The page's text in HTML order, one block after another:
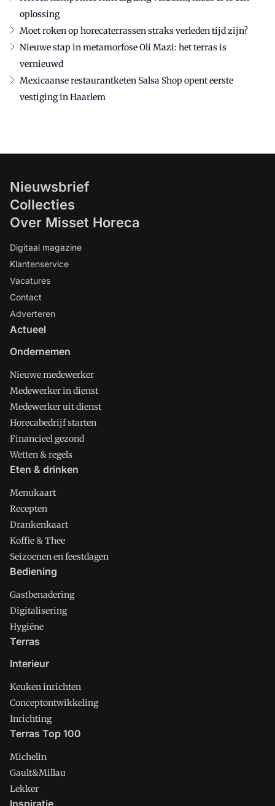
oplossing
Moet roken op horecaterrassen straks verleden tijd zijn?
Nieuwe stap in metamorfose Oli Mazi: het terras is
vernieuwd
Mexicaanse restaurantketen Salsa Shop opent eerste
vestiging in Haarlem
Nieuwsbrief
Collecties
Over Misset Horeca
Digitaal magazine
Klantenservice
Vacatures
Contact
Adverteren
Actueel
Ondernemen
Nieuwe medewerker
Medewerker in dienst
Medewerker uit dienst
Horecabedrijf starten
Financieel gezond
Wetten & regels
Eten & drinken
Menukaart
Recepten
Drankenkaart
Koffie & Thee
Seizoenen en feestdagen
Bediening
Gastbenadering
Digitalisering
Hygiëne
Terras
Interieur
Keuken inrichten
Conceptontwikkeling
Inrichting
Terras Top 100
Michelin
Gault&Millau
Lekker